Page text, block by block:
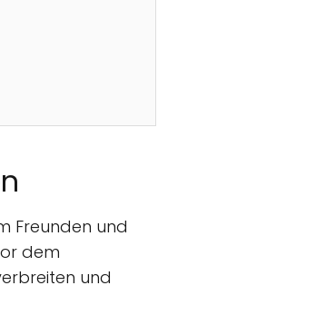
Freunden und
dem
und